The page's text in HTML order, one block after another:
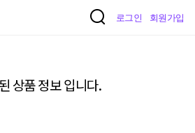
로그인 회원가입
상품 정보 입니다.